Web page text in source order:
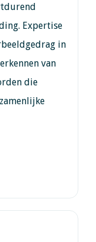
Expertise
in
van
die